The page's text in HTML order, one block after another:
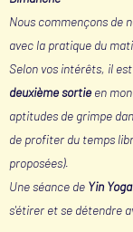
Nous commençons de
avec la pratique du
Selon vos intérêts, il
deuxième sortie en
aptitudes de grimpe
de profiter du temps
proposées).
Une séance de Yin Yoga
s'étirer et se détendre